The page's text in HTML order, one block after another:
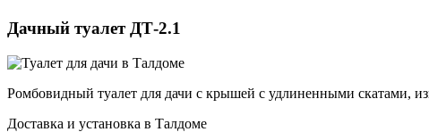
Дачный туалет ДТ-2.1
Ромбовидный туалет для дачи с крышей с удлиненными скатами,
Доставка и установка в Талдоме